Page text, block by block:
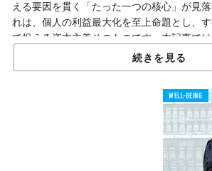
える要因を貫く「たった一つの核心」が見
れは、個人の利益最大化を至上命題とし、
て捉える資本主義そのものです。本記事で
いかに育児と矛盾し、旧東ドイツの歴史的
決の糸口を紐解きます。
資本主義がもたらす育児の「不合
「契約社会」における育児のリスク
続きを見る
WELL-BEING